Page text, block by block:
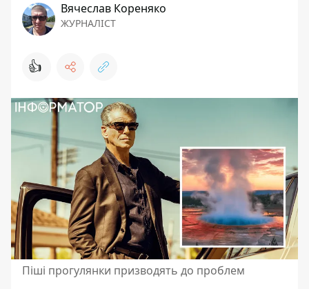
Вячеслав Кореняко
ЖУРНАЛІСТ
👍
Піші прогулянки призводять до проблем